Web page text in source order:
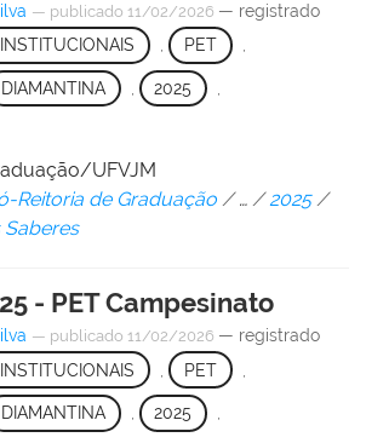
— publicado 11/02/2026 — registrado
, PET ,
DIAMANTINA 2025
UFVJM
Reitoria de Graduação /… /2025 /
Saberes
- PET Campesinato
— publicado 11/02/2026 — registrado
PET
DIAMANTINA , 2025 ,